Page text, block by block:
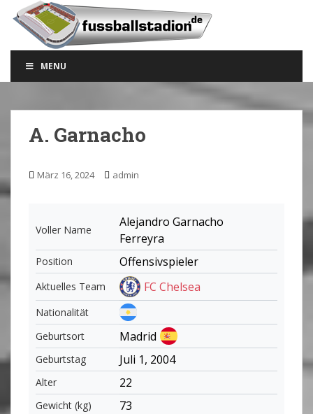
o
n
MENU
A. Garnacho
März 16, 2024 admin
Voller Name
Alejandro Garnacho
Ferreyra
Position Offensivspieler
Aktuelles Team FC Chelsea
Nationalität
Geburtsort
Madrid
Geburtstag Juli 1, 2004
Alter 22
Gewicht (kg) 73